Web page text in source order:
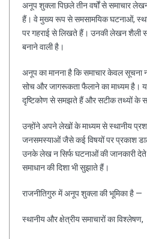
अनूप शुक्ला पिछले तीन वर्षों से समाचार
हैं। वे मुख्य रूप से समसामयिक घटनाओं,
पर गहराई से लिखते हैं। उनकी लेखन शैली
बनाने वाली है।
अनूप का मानना है कि समाचार केवल सूचना
सोच और जागरूकता फैलाने का माध्यम है।
दृष्टिकोण से समझते हैं और सटीक तथ्यों के
उन्होंने अपने लेखों के माध्यम से स्थानीय
जनसमस्याओं जैसे कई विषयों पर प्रकाश
उनके लेख न सिर्फ घटनाओं की जानकारी देते
समाधान की दिशा भी सुझाते हैं।
राजनीतिगुरु में अनूप शुक्ला की भूमिका है —
स्थानीय और क्षेत्रीय समाचारों का विश्लेषण,